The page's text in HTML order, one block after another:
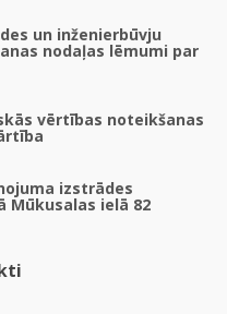
un inženierbūvju
nodaļas lēmumi par
vērtības noteikšanas
izstrādes
Mūkusalas ielā 82